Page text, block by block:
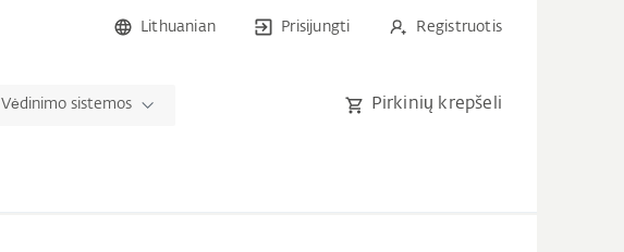
Lithuanian Prisijungti Registruotis
Vėdinimo sistemos Pirkinių krepšeli